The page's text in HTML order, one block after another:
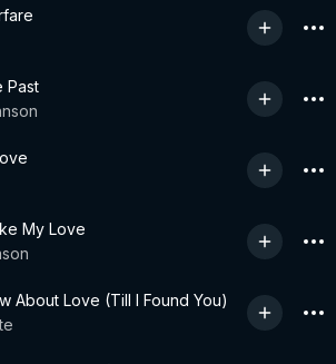
Past
My Love
About Love (Till I Found You)